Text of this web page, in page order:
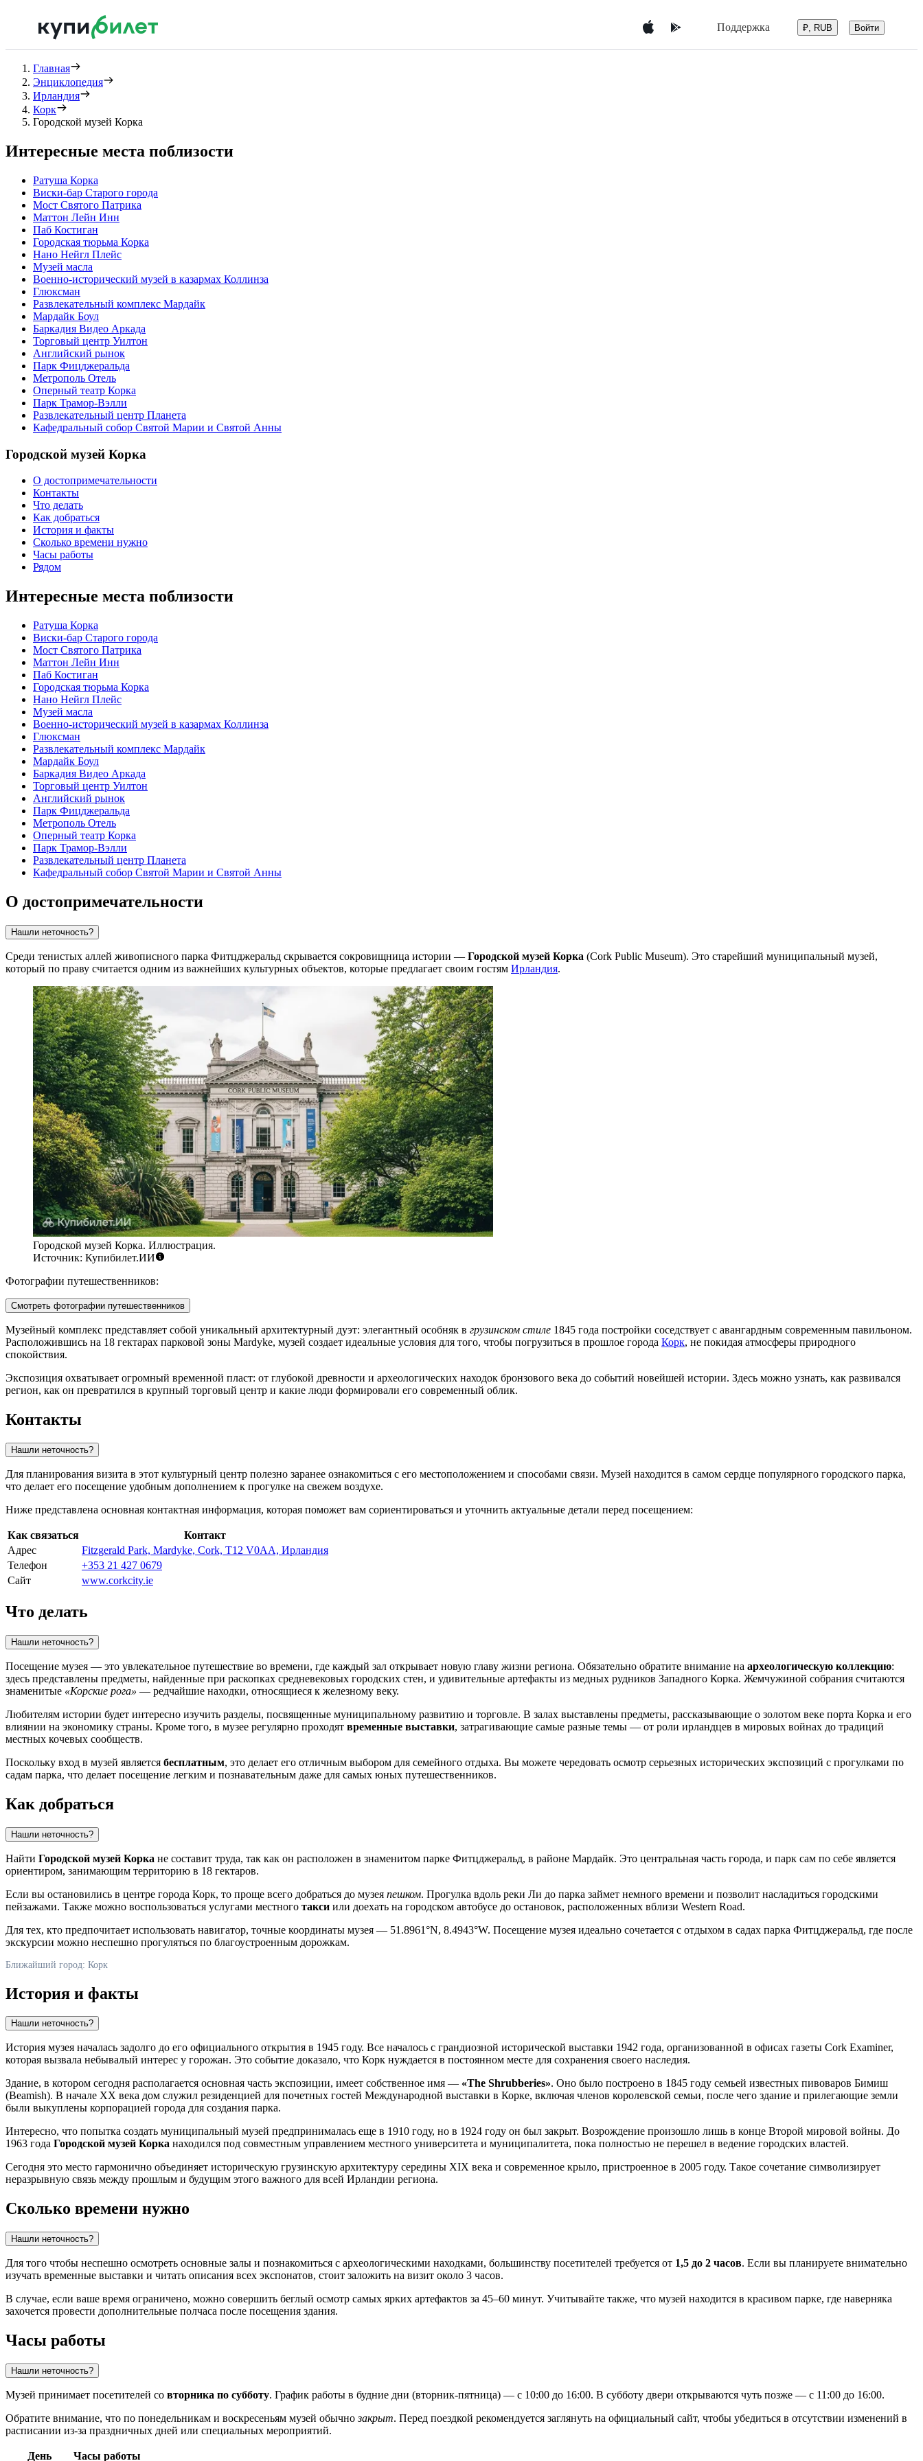
Поддержка ₽, RUB Войти
Главная
Энциклопедия
Ирландия
Корк
Городской музей Корка
Интересные места поблизости
Ратуша Корка
Виски-бар Старого города
Мост Святого Патрика
Маттон Лейн Инн
Паб Костиган
Городская тюрьма Корка
Нано Нейгл Плейс
Музей масла
Военно-исторический музей в казармах Коллинза
Глюксман
Развлекательный комплекс Мардайк
Мардайк Боул
Баркадия Видео Аркада
Торговый центр Уилтон
Английский рынок
Парк Фицджеральда
Метрополь Отель
Оперный театр Корка
Парк Трамор-Вэлли
Развлекательный центр Планета
Кафедральный собор Святой Марии и Святой Анны
Городской музей Корка
О достопримечательности
Контакты
Что делать
Как добраться
История и факты
Сколько времени нужно
Часы работы
Рядом
Интересные места поблизости
Ратуша Корка
Виски-бар Старого города
Мост Святого Патрика
Маттон Лейн Инн
Паб Костиган
Городская тюрьма Корка
Нано Нейгл Плейс
Музей масла
Военно-исторический музей в казармах Коллинза
Глюксман
Развлекательный комплекс Мардайк
Мардайк Боул
Баркадия Видео Аркада
Торговый центр Уилтон
Английский рынок
Парк Фицджеральда
Метрополь Отель
Оперный театр Корка
Парк Трамор-Вэлли
Развлекательный центр Планета
Кафедральный собор Святой Марии и Святой Анны
О достопримечательности
Нашли неточность?
Среди тенистых аллей живописного парка Фитцджеральд скрывается сокровищница истории — Городской музей Корка (Cork Public Museum). Это старейший муниципальный музей,
который по праву считается одним из важнейших культурных объектов, которые предлагает своим гостям Ирландия.
Городской музей Корка. Иллюстрация.
Источник: Купибилет.ИИ
Фотографии путешественников:
Смотреть фотографии путешественников
Музейный комплекс представляет собой уникальный архитектурный дуэт: элегантный особняк в грузинском стиле 1845 года постройки соседствует с авангардным современным павильоном.
Расположившись на 18 гектарах парковой зоны Mardyke, музей создает идеальные условия для того, чтобы погрузиться в прошлое города Корк, не покидая атмосферы природного
спокойствия.
Экспозиция охватывает огромный временной пласт: от глубокой древности и археологических находок бронзового века до событий новейшей истории. Здесь можно узнать, как развивался
регион, как он превратился в крупный торговый центр и какие люди формировали его современный облик.
Контакты
Нашли неточность?
Для планирования визита в этот культурный центр полезно заранее ознакомиться с его местоположением и способами связи. Музей находится в самом сердце популярного городского парка,
что делает его посещение удобным дополнением к прогулке на свежем воздухе.
Ниже представлена основная контактная информация, которая поможет вам сориентироваться и уточнить актуальные детали перед посещением:
Как связаться
Контакт
Адрес
Fitzgerald Park, Mardyke, Cork, T12 V0AA, Ирландия
Телефон
+353 21 427 0679
Сайт
www.corkcity.ie
Что делать
Нашли неточность?
Посещение музея — это увлекательное путешествие во времени, где каждый зал открывает новую главу жизни региона. Обязательно обратите внимание на археологическую коллекцию:
здесь представлены предметы, найденные при раскопках средневековых городских стен, и удивительные артефакты из медных рудников Западного Корка. Жемчужиной собрания считаются
знаменитые «Корские рога» — редчайшие находки, относящиеся к железному веку.
Любителям истории будет интересно изучить разделы, посвященные муниципальному развитию и торговле. В залах выставлены предметы, рассказывающие о золотом веке порта Корка и его
влиянии на экономику страны. Кроме того, в музее регулярно проходят временные выставки, затрагивающие самые разные темы — от роли ирландцев в мировых войнах до традиций
местных кочевых сообществ.
Поскольку вход в музей является бесплатным, это делает его отличным выбором для семейного отдыха. Вы можете чередовать осмотр серьезных исторических экспозиций с прогулками по
садам парка, что делает посещение легким и познавательным даже для самых юных путешественников.
Как добраться
Нашли неточность?
Найти Городской музей Корка не составит труда, так как он расположен в знаменитом парке Фитцджеральд, в районе Мардайк. Это центральная часть города, и парк сам по себе является
ориентиром, занимающим территорию в 18 гектаров.
Если вы остановились в центре города Корк, то проще всего добраться до музея пешком. Прогулка вдоль реки Ли до парка займет немного времени и позволит насладиться городскими
пейзажами. Также можно воспользоваться услугами местного такси или доехать на городском автобусе до остановок, расположенных вблизи Western Road.
Для тех, кто предпочитает использовать навигатор, точные координаты музея — 51.8961°N, 8.4943°W. Посещение музея идеально сочетается с отдыхом в садах парка Фитцджеральд, где после
экскурсии можно неспешно прогуляться по благоустроенным дорожкам.
Ближайший город: Корк
История и факты
Нашли неточность?
История музея началась задолго до его официального открытия в 1945 году. Все началось с грандиозной исторической выставки 1942 года, организованной в офисах газеты Cork Examiner,
которая вызвала небывалый интерес у горожан. Это событие доказало, что Корк нуждается в постоянном месте для сохранения своего наследия.
Здание, в котором сегодня располагается основная часть экспозиции, имеет собственное имя — «The Shrubberies». Оно было построено в 1845 году семьей известных пивоваров Бимиш
(Beamish). В начале XX века дом служил резиденцией для почетных гостей Международной выставки в Корке, включая членов королевской семьи, после чего здание и прилегающие земли
были выкуплены корпорацией города для создания парка.
Интересно, что попытка создать муниципальный музей предпринималась еще в 1910 году, но в 1924 году он был закрыт. Возрождение произошло лишь в конце Второй мировой войны. До
1963 года Городской музей Корка находился под совместным управлением местного университета и муниципалитета, пока полностью не перешел в ведение городских властей.
Сегодня это место гармонично объединяет историческую грузинскую архитектуру середины XIX века и современное крыло, пристроенное в 2005 году. Такое сочетание символизирует
неразрывную связь между прошлым и будущим этого важного для всей Ирландии региона.
Сколько времени нужно
Нашли неточность?
Для того чтобы неспешно осмотреть основные залы и познакомиться с археологическими находками, большинству посетителей требуется от 1,5 до 2 часов. Если вы планируете внимательно
изучать временные выставки и читать описания всех экспонатов, стоит заложить на визит около 3 часов.
В случае, если ваше время ограничено, можно совершить беглый осмотр самых ярких артефактов за 45–60 минут. Учитывайте также, что музей находится в красивом парке, где наверняка
захочется провести дополнительные полчаса после посещения здания.
Часы работы
Нашли неточность?
Музей принимает посетителей со вторника по субботу. График работы в будние дни (вторник-пятница) — с 10:00 до 16:00. В субботу двери открываются чуть позже — с 11:00 до 16:00.
Обратите внимание, что по понедельникам и воскресеньям музей обычнозакрыт. Перед поездкой рекомендуется заглянуть на официальный сайт, чтобы убедиться в отсутствии изменений в
расписании из-за праздничных дней или специальных мероприятий.
День Часы работы